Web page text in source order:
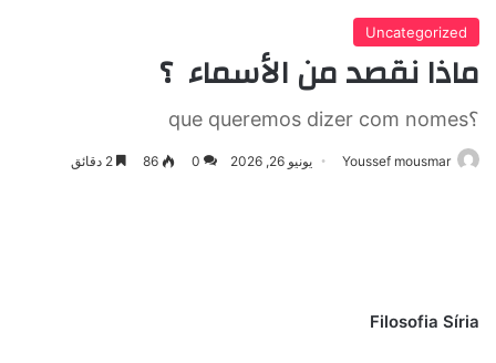
Uncategorized
ماذا نقصد من الأسماء ؟
؟que queremos dizer com nomes
Youssef mousmar يونيو 26, 2026 0
86
Filosofia Síria